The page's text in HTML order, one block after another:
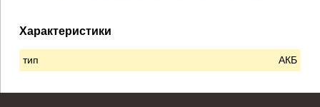
Характеристики
тип АКБ